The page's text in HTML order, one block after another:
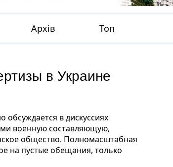
Архів Топ
в Украине
в дискуссиях
военную составляющую,
общество. Полномасштабная
на пустые обещания, только